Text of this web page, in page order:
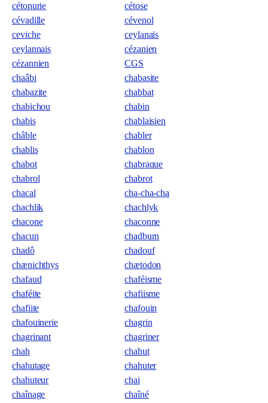
cétonurie
cétose
cévadille
cévenol
ceviche
ceylanais
ceylannais
cézanien
cézannien
CGS
chaâbi
chabasite
chabazite
chabbat
chabichou
chabin
chabis
chablaisien
châble
chabler
chablis
chablon
chabot
chabraque
chabrol
chabrot
chacal
cha-cha-cha
chachlik
chachlyk
chacone
chaconne
chacun
chadburn
chadô
chadouf
chænichthys
chætodon
chafaud
chaféisme
chaféite
chafiisme
chafiite
chafouin
chafouinerie
chagrin
chagrinant
chagriner
chah
chahut
chahutage
chahuter
chahuteur
chai
chaînage
chaîné